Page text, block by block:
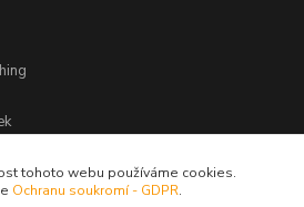
tohoto webu používáme cookies.
Ochranu soukromí - GDPR.